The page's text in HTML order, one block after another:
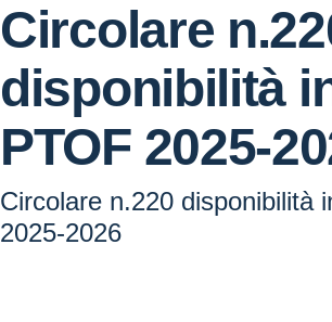
Circolare
disponibilità
PTOF 2025-
Circolare n.220 disponibilità
2025-2026